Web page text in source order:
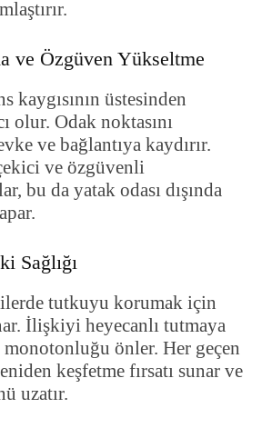
ve Özgüven Yükseltme
kaygısının üstesinden
olur. Odak noktasını
ve bağlantıya kaydırır.
ve özgüvenli
bu da yatak odası dışında
Sağlığı
tutkuyu korumak için
İlişkiyi heyecanlı tutmaya
monotonluğu önler. Her geçen
keşfetme fırsatı sunar ve
uzatır.